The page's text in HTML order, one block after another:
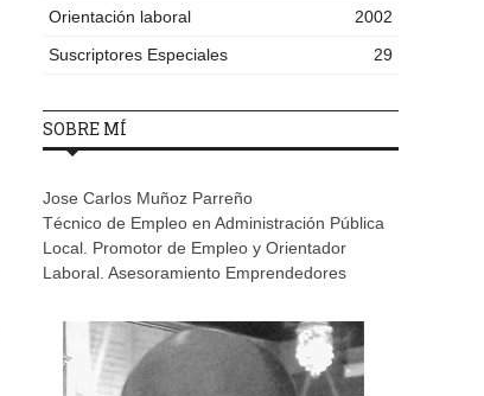
Orientación laboral
2002
Suscriptores Especiales
29
SOBRE MÍ
Jose Carlos Muñoz Parreño
Técnico de Empleo en Administración Pública
Local. Promotor de Empleo y Orientador
Laboral. Asesoramiento Emprendedores